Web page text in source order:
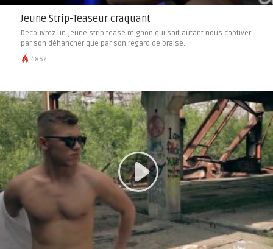
Jeune Strip-Teaseur craquant
Découvrez un jeune strip tease mignon qui sait autant nous captiver
par son déhancher que par son regard de braise.
4867